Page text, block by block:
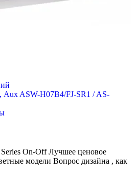
ASW-H07B4/FJ-SR1 / AS-
On-Off Лучшее ценовое
модели Вопрос дизайна , как